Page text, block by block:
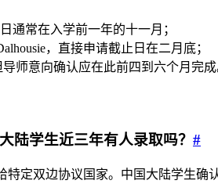
通常在入学前一年的十一月；
，直接申请截止日在二月底；
师意向确认应在此前四到六个月完成
陆学生近三年有人录取吗？ #
定双边协议国家。中国大陆学生确